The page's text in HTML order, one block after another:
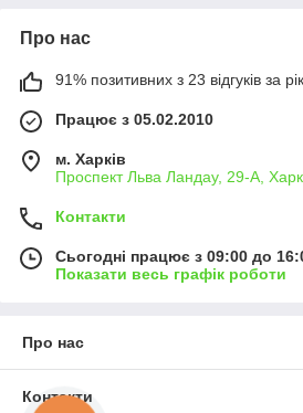
Про нас
91% позитивних з 23 відгуків за рік
Працює з 05.02.2010
м. Харків
Проспект Льва Ландау, 29-А,
Контакти
Сьогодні працює з 09:00 до
Показати весь графік роботи
Про нас
Контакти